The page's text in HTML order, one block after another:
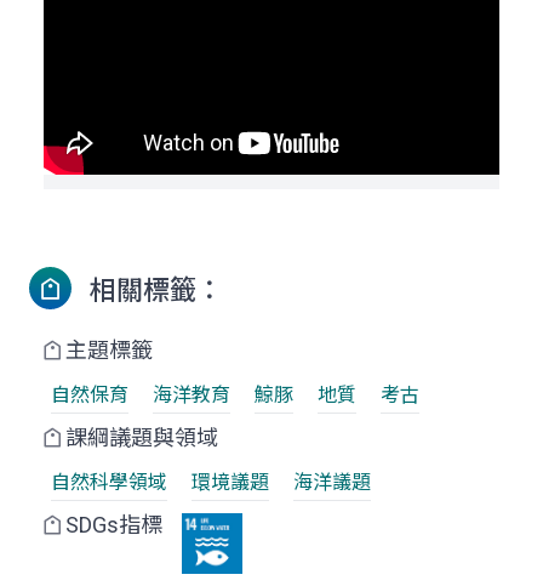
相關標籤：
主題標籤
自然保育 海洋教育 鯨豚 地質 考古
課綱議題與領域
自然科學領域 環境議題 海洋議題
SDGs指標